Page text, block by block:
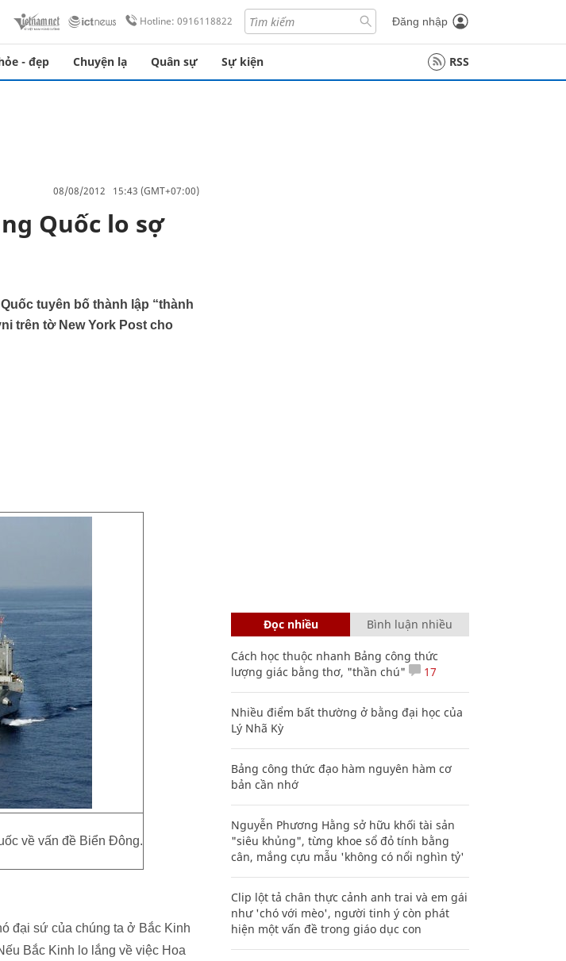
Hotline: 0916118822 Đăng nhập
- đẹp Chuyện lạ Quân sự Sự kiện RSS
08/08/2012 15:43 (GMT+07:00)
Quốc lo sợ
tuyên bố thành lập “thành
trên tờ New York Post cho
về vấn đề Biển Đông.
đại sứ của chúng ta ở Bắc Kinh
Bắc Kinh lo lắng về việc Hoa
Đọc nhiều Bình luận nhiều
Cách học thuộc nhanh Bảng công thức
lượng giác bằng thơ, "thần chú"
17
Nhiều điểm bất thường ở bằng đại học của
Lý Nhã Kỳ
Bảng công thức đạo hàm nguyên hàm cơ
bản cần nhớ
Nguyễn Phương Hằng sở hữu khối tài sản
"siêu khủng", từng khoe sổ đỏ tính bằng
cân, mắng cựu mẫu 'không có nổi nghìn tỷ'
Clip lột tả chân thực cảnh anh trai và em gái
như 'chó với mèo', người tinh ý còn phát
hiện một vấn đề trong giáo dục con